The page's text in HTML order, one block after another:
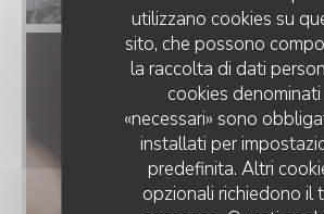
utilizzano cookies su
sito, che possono
la raccolta di dati
cookies denominati
«necessari» sono
installati per
predefinita. Altri
opzionali richiedono il